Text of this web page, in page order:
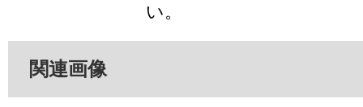
い。
関連画像